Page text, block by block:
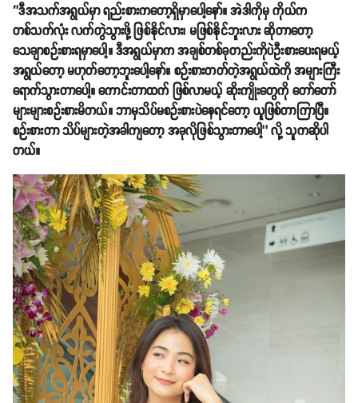
‘’ဒီအသက်အရွယ်မှာ ရည်းစားကတော့ရှိမှာပေါ့နော်။ အဲဒါကိုမှ ကိုယ်က
တစ်သက်လုံး လက်တွဲသွားဖို့ ဖြစ်နိုင်လား၊ မဖြစ်နိုင်ဘူးလား ဆိုတာတော့
သေချာစဉ်းစားရမှာပေါ့။ ဒီအရွယ်မှာက အချစ်တစ်ခုတည်းကိုပဲဦးစားပေးရမယ့်
အရွယ်တော့ မဟုတ်တော့ဘူးပေါ့နော်။ စဉ်းစားတတ်တဲ့အရွယ်ထဲကို အများကြီး
ရောက်သွားတာပေါ့။ ကောင်းတာထက် ဖြစ်လာမယ့် ဆိုးကျိုးတွေကို တော်တော်
များများစဉ်းစားမိတယ်။ ဘာမှသိပ်မစဉ်းစားပဲနေရင်တော့ ယူဖြစ်တာကြာပြီ။
စဉ်းစားတာ သိပ်များတဲ့အခါကျတော့ အခုလိုဖြစ်သွားတာပေါ့’’ လို့ သူကဆိုပါ
တယ်။